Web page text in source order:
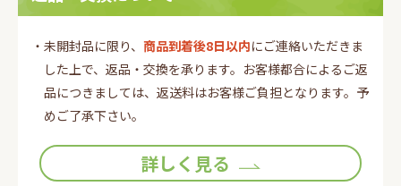
・未開封品に限り、 商品到着後8日以内にご連絡いただきま
した上で、返品・交換を承ります。お客様都合によるご返
品につきましては、返送料はお客様ご負担となります。予
めご了承下さい。
詳しく見る